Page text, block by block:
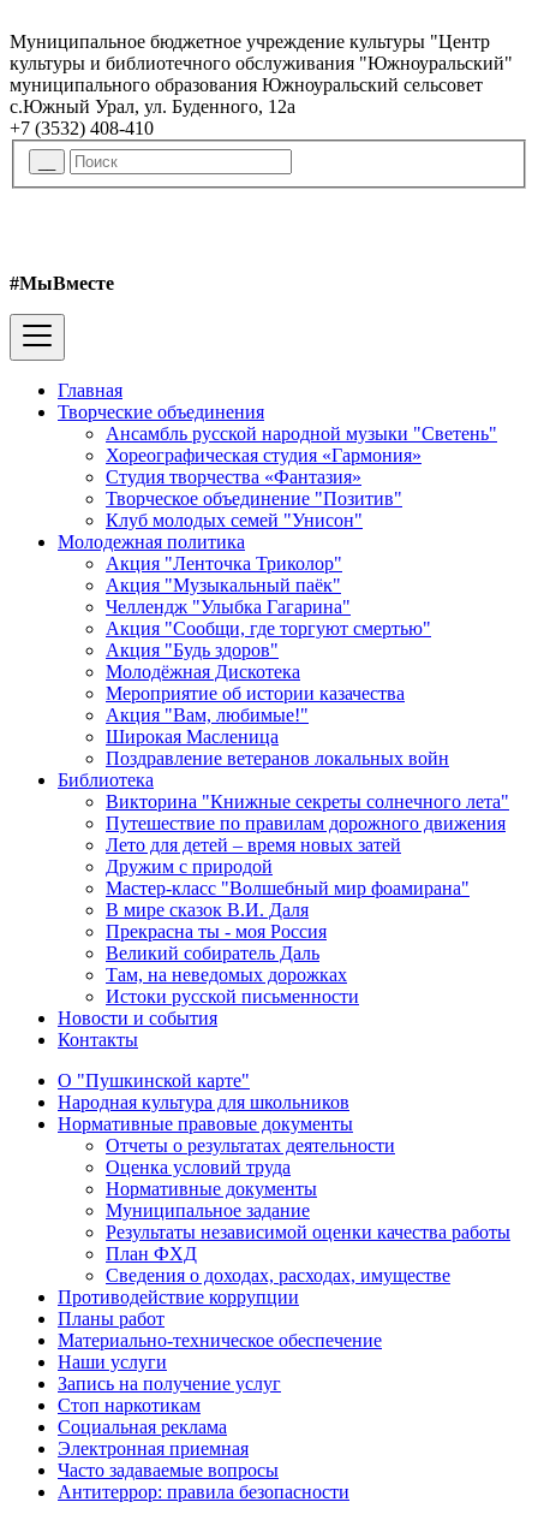
Муниципальное бюджетное учреждение культуры "Центр
культуры и библиотечного обслуживания "Южноуральский"
муниципального образования Южноуральский сельсовет
с.Южный Урал, ул. Буденного, 12а
+7 (3532) 408-410
#МыВместе
Главная
Творческие объединения
Ансамбль русской народной музыки "Светень"
Хореографическая студия «Гармония»
Студия творчества «Фантазия»
Творческое объединение "Позитив"
Клуб молодых семей "Унисон"
Молодежная политика
Акция "Ленточка Триколор"
Акция "Музыкальный паёк"
Челлендж "Улыбка Гагарина"
Акция "Сообщи, где торгуют смертью"
Акция "Будь здоров"
Молодёжная Дискотека
Мероприятие об истории казачества
Акция "Вам, любимые!"
Широкая Масленица
Поздравление ветеранов локальных войн
Библиотека
Викторина "Книжные секреты солнечного лета"
Путешествие по правилам дорожного движения
Лето для детей – время новых затей
Дружим с природой
Мастер-класс "Волшебный мир фоамирана"
В мире сказок В.И. Даля
Прекрасна ты - моя Россия
Великий собиратель Даль
Там, на неведомых дорожках
Истоки русской письменности
Новости и события
Контакты
О "Пушкинской карте"
Народная культура для школьников
Нормативные правовые документы
Отчеты о результатах деятельности
Оценка условий труда
Нормативные документы
Муниципальное задание
Результаты независимой оценки качества работы
План ФХД
Сведения о доходах, расходах, имуществе
Противодействие коррупции
Планы работ
Материально-техническое обеспечение
Наши услуги
Запись на получение услуг
Стоп наркотикам
Социальная реклама
Электронная приемная
Часто задаваемые вопросы
Антитеррор: правила безопасности